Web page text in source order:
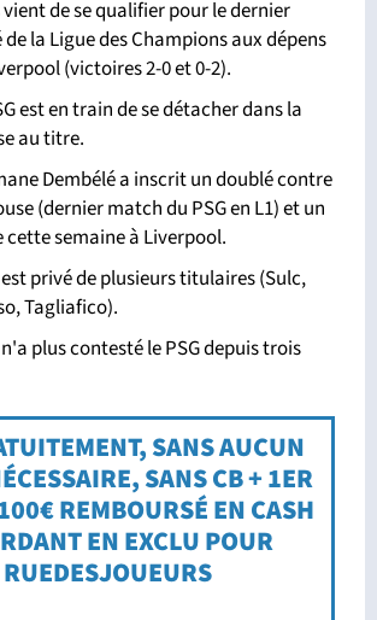
vient de se qualifier pour le dernier
la Ligue des Champions aux dépens
(victoires 2-0 et 0-2).
est en train de se détacher dans la
au titre.
Dembélé a inscrit un doublé contre
(dernier match du PSG en L1) et un
cette semaine à Liverpool.
privé de plusieurs titulaires (Sulc,
Tagliafico).
plus contesté le PSG depuis trois
SANS AUCUN
SANS CB + 1ER
REMBOURSÉ EN CASH
EN EXCLU POUR
RUEDESJOUEURS